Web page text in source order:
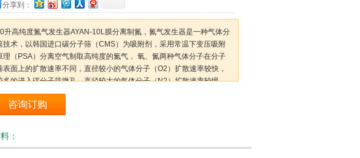
分享到：
升高纯度氮气发生器AYAN-10L膜分离制氮，氮气发生器是一种气体分
技术，以韩国进口碳分子筛（CMS）为吸附剂，采用常温下变压吸附
理（PSA）分离空气制取高纯度的氮气， 氧、氮两种气体分子在分子
表面上的扩散速率不同，直径较小的气体分子（O2）扩散速率较快，
多的进入碳分子筛微孔，直径较大的气体分子（N2）扩散速率较慢，
入碳分子筛微孔较少。
咨询订购
：